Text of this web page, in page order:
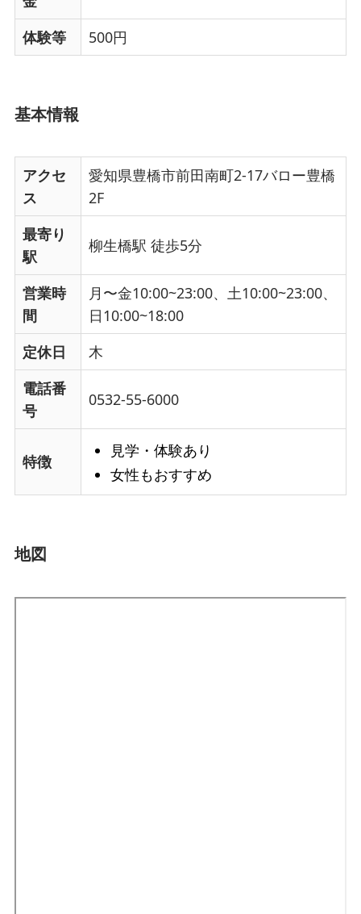
体験等
500円
基本情報
アクセ
ス
愛知県豊橋市前田南町2-17バロー豊橋
2F
最寄り
駅
柳生橋駅 徒歩5分
営業時
間
月〜金10:00~23:00、土10:00~23:00、
日10:00~18:00
定休日
木
電話番
号
0532-55-6000
特徴
見学・体験あり
女性もおすすめ
地図